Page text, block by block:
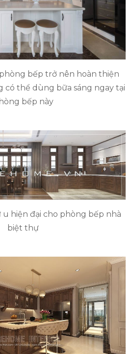
bếp trở nên hoàn thiện
có thể dùng bữa sáng ngay tại
bếp này
hiện đại cho phòng bếp nhà
biệt thự